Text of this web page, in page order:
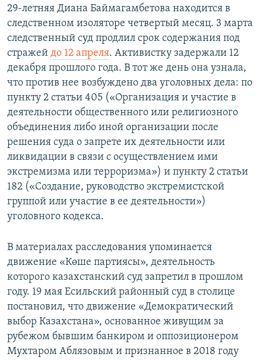
29-летняя Диана Баймагамбетова находится в
следственном изоляторе четвертый месяц. 3 марта
следственный суд продлил срок содержания под
стражей до 12 апреля. Активистку задержали 12
декабря прошлого года. В тот же день она узнала,
что против нее возбуждено два уголовных дела: по
пункту 2 статьи 405 («Организация и участие в
деятельности общественного или религиозного
объединения либо иной организации после
решения суда о запрете их деятельности или
ликвидации в связи с осуществлением ими
экстремизма или терроризма») и пункту 2 статьи
182 («Создание, руководство экстремистской
группой или участие в ее деятельности»)
уголовного кодекса.
В материалах расследования упоминается
движение «Көше партиясы», деятельность
которого казахстанский суд запретил в прошлом
году. 19 мая Есильский районный суд в столице
постановил, что движение «Демократический
выбор Казахстана», основанное живущим за
рубежом бывшим банкиром и оппозиционером
Мухтаром Аблязовым и признанное в 2018 году